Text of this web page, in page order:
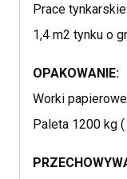
Prace
1,4 m2 tynku o
OPAKOWANIE:
Worki
Paleta 1200 kg